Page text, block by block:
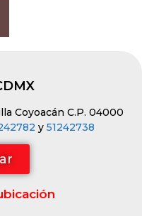
Coyoacán C.P. 04000
y 51242738